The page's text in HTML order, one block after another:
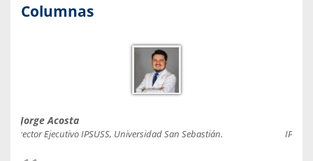
Columnas
Jorge Acosta
Director Ejecutivo IPSUSS, Universidad San Sebastián.